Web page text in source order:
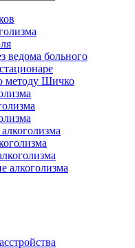
ведома больного
методу Шичко
алкоголизма